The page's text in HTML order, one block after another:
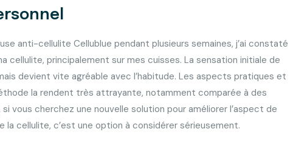
anti-cellulite Cellublue pendant plusieurs semaines, j’ai constaté
cellulite, principalement sur mes cuisses. La sensation initiale de
devient vite agréable avec l’habitude. Les aspects pratiques et
la rendent très attrayante, notamment comparée à des
vous cherchez une nouvelle solution pour améliorer l’aspect de
cellulite, c’est une option à considérer sérieusement.